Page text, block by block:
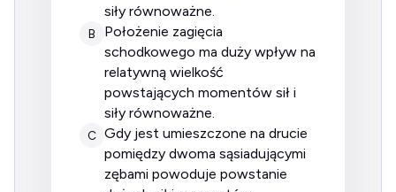
siły równoważne.
B
położenie zagięcia
schodkowego ma duży wpływ na
relatywną wielkość
powstających momentów sił i
siły równoważne.
C gdy jest umieszczone na drucie
pomiędzy dwoma sąsiadującymi
zębami powoduje powstanie